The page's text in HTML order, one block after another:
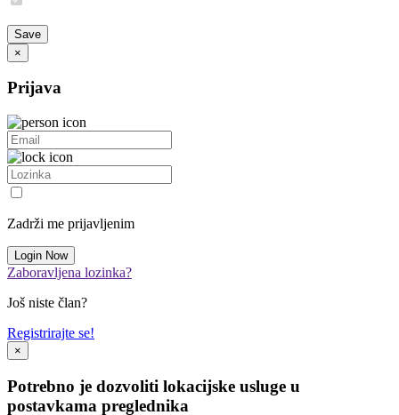
×
Prijava
Zadrži me prijavljenim
Zaboravljena lozinka?
Još niste član?
Registrirajte se!
×
Potrebno je dozvoliti lokacijske usluge u
postavkama preglednika